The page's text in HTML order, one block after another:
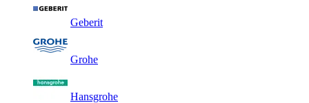
Geberit
Grohe
Hansgrohe